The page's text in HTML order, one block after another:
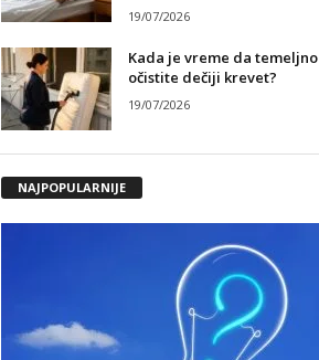
19/07/2026
Kada je vreme da temeljno
očistite dečiji krevet?
19/07/2026
NAJPOPULARNIJE